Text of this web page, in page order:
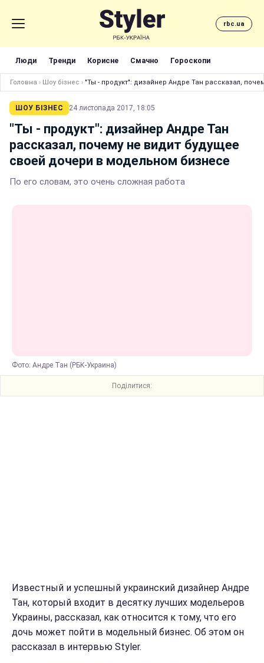
rbc.ua
Люди Тренди Корисне Смачно Гороскопи
Головна › Шоу бізнес › "Ты - продукт": дизайнер Андре Тан рассказал,
ШОУ БІЗНЕС 24 листопада 2017, 18:05
"Ты - продукт": дизайнер Андре Тан
рассказал, почему не видит будущее
своей дочери в модельном бизнесе
По его словам, это очень сложная работа
Фото: Андре Тан (РБК-Украина)
Поділитися:
Известный и успешный украинский дизайнер Андре
Тан, который входит в десятку лучших модельеров
Украины, рассказал, как относится к тому, что его
дочь может пойти в модельный бизнес. Об этом он
рассказал в интервью Styler.